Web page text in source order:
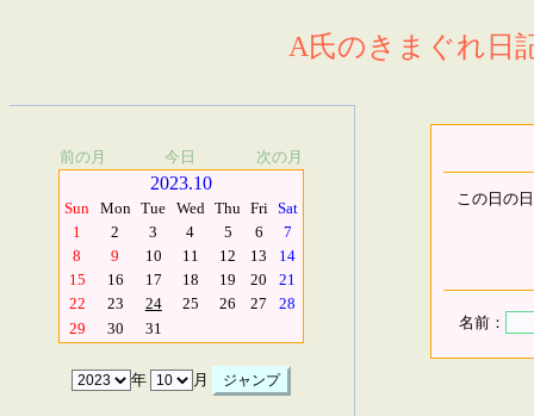
A氏のきまぐれ日
前の月 今日 次の月
2023.10
Sun Mon Tue Wed Thu Fri Sat
1
2 3 4 5 6
7
8
9 10 11 12 13
14
15
16 17 18 19 20
21
22
23 24 25 26 27
28
29
30 31
年 月
この日の
名前：